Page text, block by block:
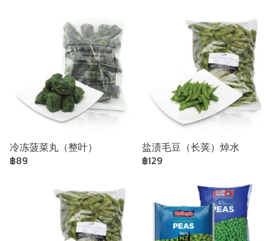
冷冻菠菜丸（整叶）
฿89
盐渍毛豆（长荚）焯水
฿129